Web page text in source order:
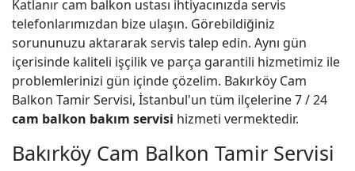
Katlanır cam balkon ustası ihtiyacınızda servis
telefonlarımızdan bize ulaşın. Görebildiğiniz
sorununuzu aktararak servis talep edin. Aynı gün
içerisinde kaliteli işçilik ve parça garantili hizmetimiz ile
problemlerinizi gün içinde çözelim. Bakırköy Cam
Balkon Tamir Servisi, İstanbul'un tüm ilçelerine 7 / 24
cam balkon bakım servisi hizmeti vermektedir.
Bakırköy Cam Balkon Tamir Servisi